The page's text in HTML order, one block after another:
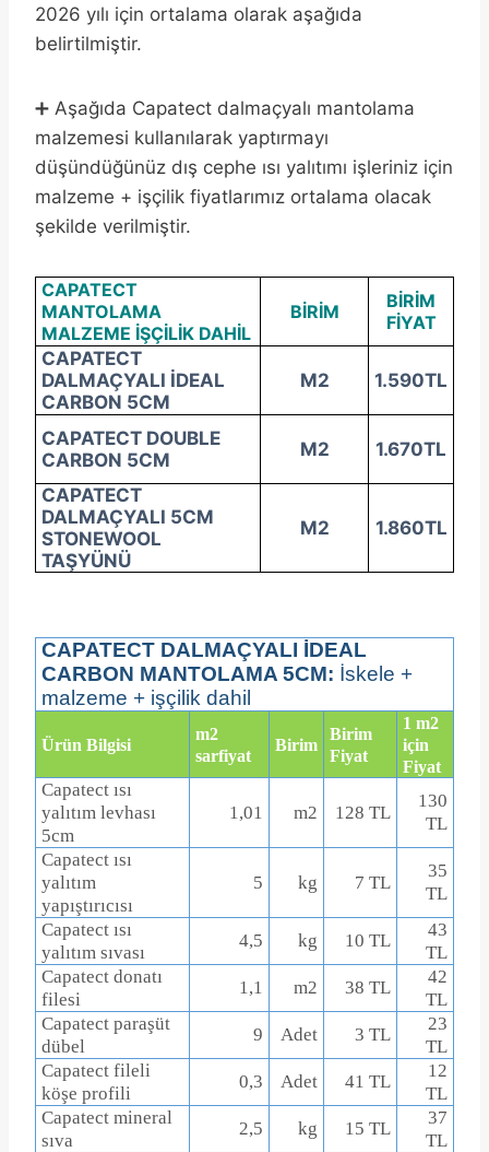
2026 yılı için ortalama olarak aşağıda
belirtilmiştir.
➕ Aşağıda Capatect dalmaçyalı mantolama
malzemesi kullanılarak yaptırmayı
düşündüğünüz dış cephe ısı yalıtımı işleriniz için
malzeme + işçilik fiyatlarımız ortalama olacak
şekilde verilmiştir.
CAPATECT
MANTOLAMA
MALZEME İŞÇİLİK DAHİL
BİRİM
BİRİM
FİYAT
CAPATECT
DALMAÇYALI İDEAL
CARBON 5CM
M2 1.590TL
CAPATECT DOUBLE
CARBON 5CM
M2 1.670TL
CAPATECT
DALMAÇYALI 5CM
STONEWOOL
TAŞYÜNÜ
M2 1.860TL
CAPATECT DALMAÇYALI İDEAL
CARBON MANTOLAMA 5CM: İskele +
malzeme + işçilik dahil
Ürün Bilgisi
m2
sarfiyat
Birim
Birim
Fiyat
1 m2
için
Fiyat
Capatect ısı
yalıtım levhası
5cm
1,01 m2 128 TL
130
TL
Capatect ısı
yalıtım
yapıştırıcısı
5 kg 7 TL
35
TL
Capatect ısı
yalıtım sıvası
4,5 kg 10 TL
43
TL
Capatect donatı
filesi
1,1 m2 38 TL
42
TL
Capatect paraşüt
dübel
9 Adet 3 TL
23
TL
Capatect fileli
köşe profili
0,3 Adet 41 TL
12
TL
Capatect mineral
sıva
2,5 kg 15 TL
37
TL